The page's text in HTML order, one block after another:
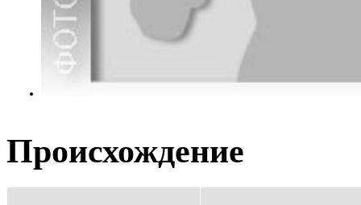
Происхождение